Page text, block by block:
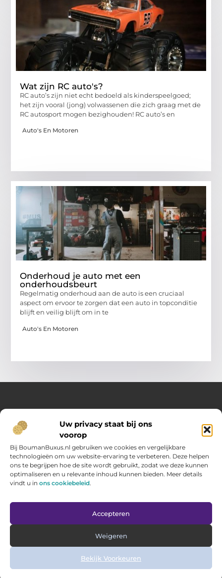
Uw privacy staat bij ons
voorop
Bij BoumanBuxus.nl gebruiken we cookies en vergelijkbare
technologieën om uw website-ervaring te verbeteren. Deze helpen
ons te begrijpen hoe de site wordt gebruikt, zodat we deze kunnen
optimaliseren en u relevante inhoud kunnen bieden. Meer details
vindt u in ons cookiebeleid.
Accepteren
Weigeren
Bekijk Voorkeuren
Wat zijn RC auto's?
RC auto’s zijn niet echt bedoeld als kinderspeelgoed;
het zijn vooral (jong) volwassenen die zich graag met de
RC autosport mogen bezighouden! RC auto’s en
Auto's En Motoren
Onderhoud je auto met een
onderhoudsbeurt
Regelmatig onderhoud aan de auto is een cruciaal
aspect om ervoor te zorgen dat een auto in topconditie
blijft en veilig blijft om in te
Auto's En Motoren
Over Opelweb
Jouw startpunt voor handige tips en inspirerende artikelen
Op Opelweb.nl vind je een gevarieerd aanbod aan blogs en
content die je helpen meer uit je dag te halen – van nuttige
adviezen tot verrassende inzichten voor in het dagelijks leven.
Main Links
Bericht categorie